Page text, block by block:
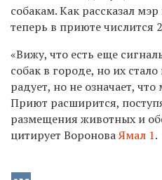
собакам. Как рассказал
теперь в приюте числится
«Вижу, что есть еще
собак в городе, но их
радует, но не означает,
Приют расширится,
размещения животных и
цитирует ВороноваЯмал 1.